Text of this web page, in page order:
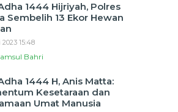
1444 Hijriyah, Polres
Sembelih 13 Ekor Hewan
15:48
Bahri
1444 H, Anis Matta:
Kesetaraan dan
Umat Manusia